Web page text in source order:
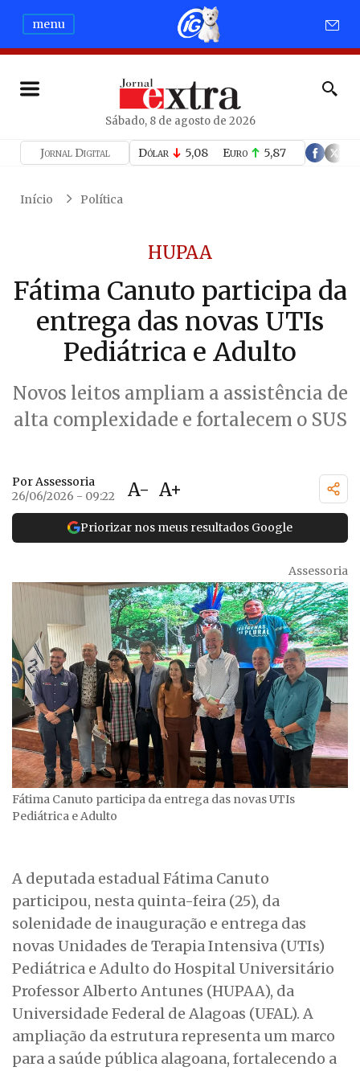
menu
Sábado, 8 de agosto de 2026
Jornal Digital Dólar 5,08 Euro 5,87
Início Política
HUPAA
Fátima Canuto participa da
entrega das novas UTIs
Pediátrica e Adulto
Novos leitos ampliam a assistência de
alta complexidade e fortalecem o SUS
Por Assessoria
26/06/2026 - 09:22
A- A+
Priorizar nos meus resultados Google
Assessoria
Fátima Canuto participa da entrega das novas UTIs
Pediátrica e Adulto
A deputada estadual Fátima Canuto
participou, nesta quinta-feira (25), da
solenidade de inauguração e entrega das
novas Unidades de Terapia Intensiva (UTIs)
Pediátrica e Adulto do Hospital Universitário
Professor Alberto Antunes (HUPAA), da
Universidade Federal de Alagoas (UFAL). A
ampliação da estrutura representa um marco
para a saúde pública alagoana, fortalecendo a